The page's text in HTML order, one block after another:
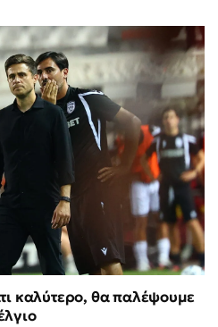
καλύτερο, θα παλέψουμε